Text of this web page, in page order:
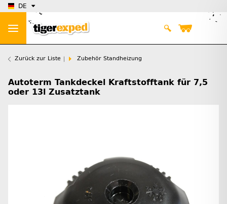
DE
Zurück zur Liste Zubehör Standheizung
Autoterm Tankdeckel Kraftstofftank für 7,5
oder 13l Zusatztank